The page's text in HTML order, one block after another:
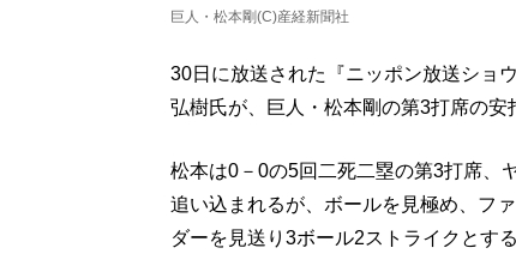
巨人・松本剛(C)産経新聞社
30日に放送された『ニッポン放送ショ
弘樹氏が、巨人・松本剛の第3打席の安
松本は0－0の5回二死二塁の第3打席、
追い込まれるが、ボールを見極め、フ
ダーを見送り3ボール2ストライクとする